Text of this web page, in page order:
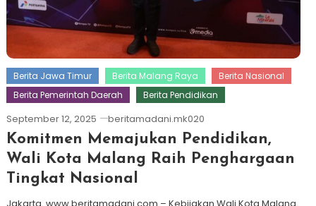
Berita Jawa Timur Berita Malang Raya
Berita Nasional
Berita Pemerintah Daerah
Berita Pendidikan
September 12, 2025 beritamadani.mk020
Komitmen Memajukan Pendidikan,
Wali Kota Malang Raih Penghargaan
Tingkat Nasional
Jakarta. www.beritamadani.com – Kebijakan Wali Kota Malang